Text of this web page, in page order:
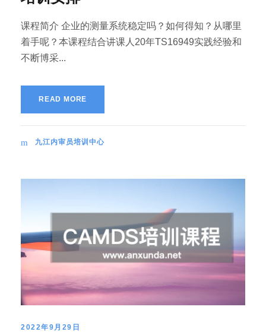
课程简介 企业的测量系统稳定吗？如何得知？从哪里
着手呢？本课程结合讲课人20年TS16949实践经验和
不断博采...
READ MORE
九江内审员培训中心
2022年9月29日